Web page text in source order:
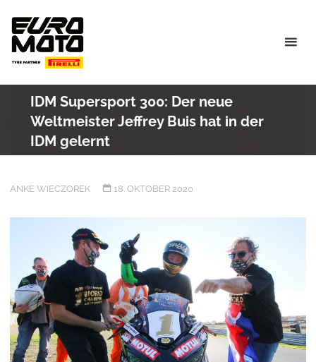
content
IDM Supersport 300: Der neue
Weltmeister Jeffrey Buis hat in der
IDM gelernt
ANKE WIECZOREK 18. OKTOBER 2020